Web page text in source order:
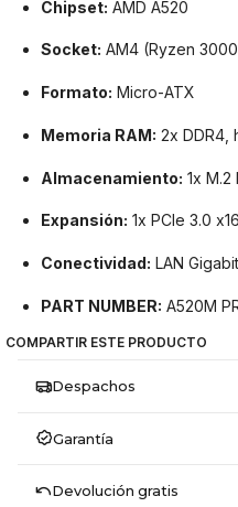
Chipset: AMD A520
Socket: AM4 (Ryzen
Formato: Micro-ATX
Memoria RAM: 2x DDR4,
Almacenamiento: 1x M.2
Expansión: 1x PCIe 3.0
Conectividad: LAN
PART NUMBER: A520M
COMPARTIR ESTE PRODUCTO
Despachos
Garantía
Devolución gratis